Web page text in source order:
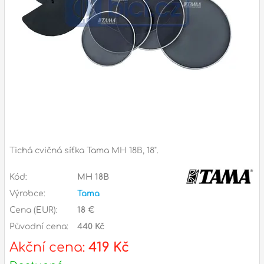
Zvuk
Dárkové předměty
Ostatní
Naše prodejna
Tichá cvičná síťka Tama MH 18B, 18".
Kód:
MH 18B
Výrobce:
Tama
Cena (EUR):
18 €
Původní cena:
440 Kč
Akční cena: 419 Kč